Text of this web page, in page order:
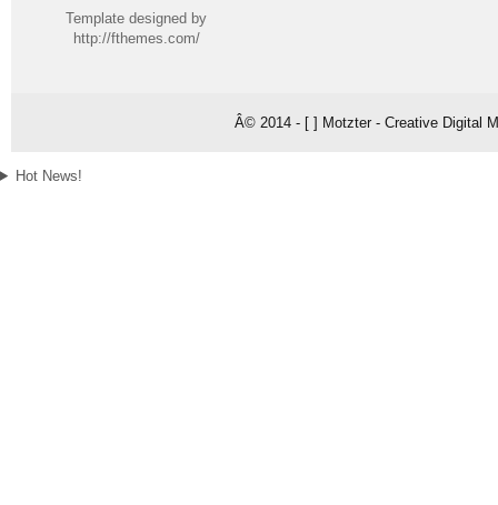
Template designed by
http://fthemes.com/
Â© 2014 - [ ] Motzter - Creative Digital
Hot News!